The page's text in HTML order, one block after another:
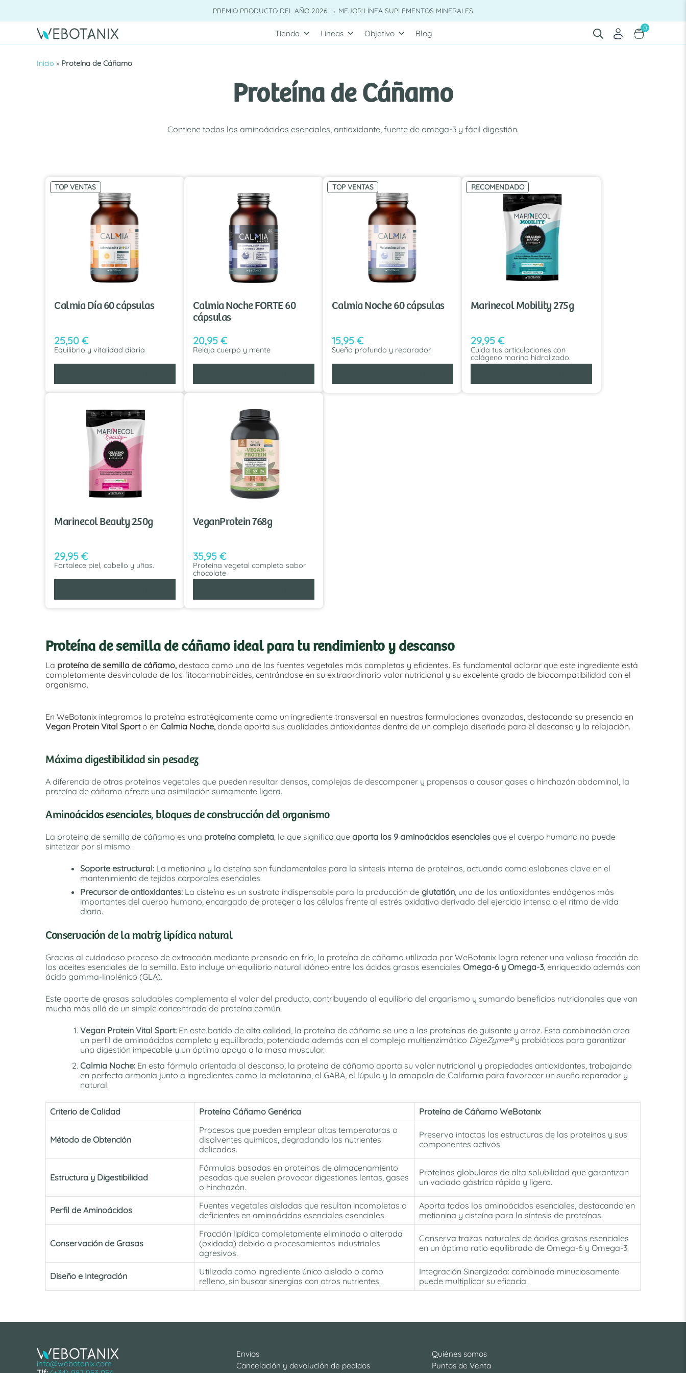
contenido
PREMIO PRODUCTO DEL AÑO 2026 → MEJOR LÍNEA SUPLEMENTOS MINERALES
Tienda Líneas Objetivo Blog
0
Inicio » Proteína de Cáñamo
Proteína de Cáñamo
Contiene todos los aminoácidos esenciales, antioxidante, fuente de omega-3 y fácil digestión.
TOP VENTAS
Calmia Día 60 cápsulas
25,50 €
Equilibrio y vitalidad diaria
Calmia Noche FORTE 60
cápsulas
20,95 €
Relaja cuerpo y mente
TOP VENTAS
Calmia Noche 60 cápsulas
15,95 €
Sueño profundo y reparador
RECOMENDADO
Marinecol Mobility 275g
29,95 €
Cuida tus articulaciones con
colágeno marino hidrolizado.
Marinecol Beauty 250g
29,95 €
Fortalece piel, cabello y uñas.
VeganProtein 768g
35,95 €
Proteína vegetal completa sabor
chocolate
Proteína de semilla de cáñamo ideal para tu rendimiento y descanso
La proteína de semilla de cáñamo,destaca como una de las fuentes vegetales más completas y eficientes. Es fundamental aclarar que este ingrediente está
completamente desvinculado de los fitocannabinoides, centrándose en su extraordinario valor nutricional y su excelente grado de biocompatibilidad con el
organismo.
En WeBotanix integramos la proteína estratégicamente como un ingrediente transversal en nuestras formulaciones avanzadas, destacando su presencia en
Vegan Protein Vital Sporto en Calmia Noche, donde aporta sus cualidades antioxidantes dentro de un complejo diseñado para el descanso y la relajación.
Máxima digestibilidad sin pesadez
A diferencia de otras proteínas vegetales que pueden resultar densas, complejas de descomponer y propensas a causar gases o hinchazón abdominal, la
proteína de cáñamo ofrece una asimilación sumamente ligera.
Aminoácidos esenciales, bloques de construcción del organismo
La proteína de semilla de cáñamo es una proteína completa, lo que significa que aporta los 9 aminoácidos esenciales que el cuerpo humano no puede
sintetizar por sí mismo.
Soporte estructural: La metionina y la cisteína son fundamentales para la síntesis interna de proteínas, actuando como eslabones clave en el
mantenimiento de tejidos corporales esenciales.
Precursor de antioxidantes: La cisteína es un sustrato indispensable para la producción deglutatión, uno de los antioxidantes endógenos más
importantes del cuerpo humano, encargado de proteger a las células frente al estrés oxidativo derivado del ejercicio intenso o el ritmo de vida
diario.
Conservación de la matriz lipídica natural
Gracias al cuidadoso proceso de extracción mediante prensado en frío, la proteína de cáñamo utilizada por WeBotanix logra retener una valiosa fracción de
los aceites esenciales de la semilla. Esto incluye un equilibrio natural idóneo entre los ácidos grasos esenciales Omega-6 y Omega-3, enriquecido además con
ácido gamma-linolénico (GLA).
Este aporte de grasas saludables complementa el valor del producto, contribuyendo al equilibrio del organismo y sumando beneficios nutricionales que van
mucho más allá de un simple concentrado de proteína común.
Vegan Protein Vital Sport: En este batido de alta calidad, la proteína de cáñamo se une a las proteínas de guisante y arroz. Esta combinación crea
un perfil de aminoácidos completo y equilibrado, potenciado además con el complejo multienzimático DigeZyme®y probióticos para garantizar
una digestión impecable y un óptimo apoyo a la masa muscular.
Calmia Noche: En esta fórmula orientada al descanso, la proteína de cáñamo aporta su valor nutricional y propiedades antioxidantes, trabajando
en perfecta armonía junto a ingredientes como la melatonina, el GABA, el lúpulo y la amapola de California para favorecer un sueño reparador y
natural.
Criterio de Calidad Proteína Cáñamo Genérica Proteína de Cáñamo WeBotanix
Método de Obtención
Procesos que pueden emplear altas temperaturas o
disolventes químicos, degradando los nutrientes
delicados.
Preserva intactas las estructuras de las proteínas y sus
componentes activos.
Estructura y Digestibilidad
Fórmulas basadas en proteínas de almacenamiento
pesadas que suelen provocar digestiones lentas, gases
o hinchazón.
Proteínas globulares de alta solubilidad que garantizan
un vaciado gástrico rápido y ligero.
Perfil de Aminoácidos
Fuentes vegetales aisladas que resultan incompletas o
deficientes en aminoácidos esenciales esenciales.
Aporta todos los aminoácidos esenciales, destacando en
metionina y cisteína para la síntesis de proteínas.
Conservación de Grasas
Fracción lipídica completamente eliminada o alterada
(oxidada) debido a procesamientos industriales
agresivos.
Conserva trazas naturales de ácidos grasos esenciales
en un óptimo ratio equilibrado de Omega-6 y Omega-3.
Diseño e Integración
Utilizada como ingrediente único aislado o como
relleno, sin buscar sinergias con otros nutrientes.
Integración Sinergizada: combinada minuciosamente
puede multiplicar su eficacia.
info@webotanix.com
Envíos
Cancelación y devolución de pedidos
Quiénes somos
Puntos de Venta